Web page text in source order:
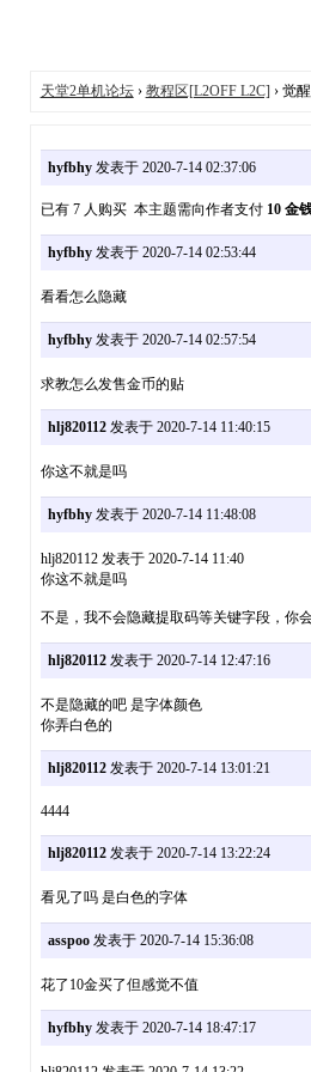
天堂2单机论坛› 教程区[L2OFF L2C] › 觉
hyfbhy发表于 2020-7-14 02:37:06
已有 7 人购买 本主题需向作者支付 10 金
hyfbhy发表于 2020-7-14 02:53:44
看看怎么隐藏
hyfbhy发表于 2020-7-14 02:57:54
求教怎么发售金币的贴
hlj820112发表于 2020-7-14 11:40:15
你这不就是吗
hyfbhy发表于 2020-7-14 11:48:08
hlj820112 发表于 2020-7-14 11:40
你这不就是吗
不是，我不会隐藏提取码等关键字段，你
hlj820112发表于 2020-7-14 12:47:16
不是隐藏的吧 是字体颜色
你弄白色的
hlj820112发表于 2020-7-14 13:01:21
4444
hlj820112发表于 2020-7-14 13:22:24
看见了吗 是白色的字体
asspoo发表于 2020-7-14 15:36:08
花了10金买了但感觉不值
hyfbhy发表于 2020-7-14 18:47:17